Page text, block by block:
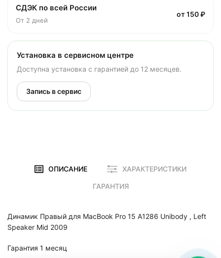
СДЭК по всей России
От 2 дней
от 150 ₽
Установка в сервисном центре
Доступна установка с гарантией до 12 месяцев.
Запись в сервис
ОПИСАНИЕ ХАРАКТЕРИСТИКИ
ГАРАНТИЯ
Динамик Правый для MacBook Pro 15 A1286 Unibody , Left
Speaker Mid 2009
Гарантия 1 месяц